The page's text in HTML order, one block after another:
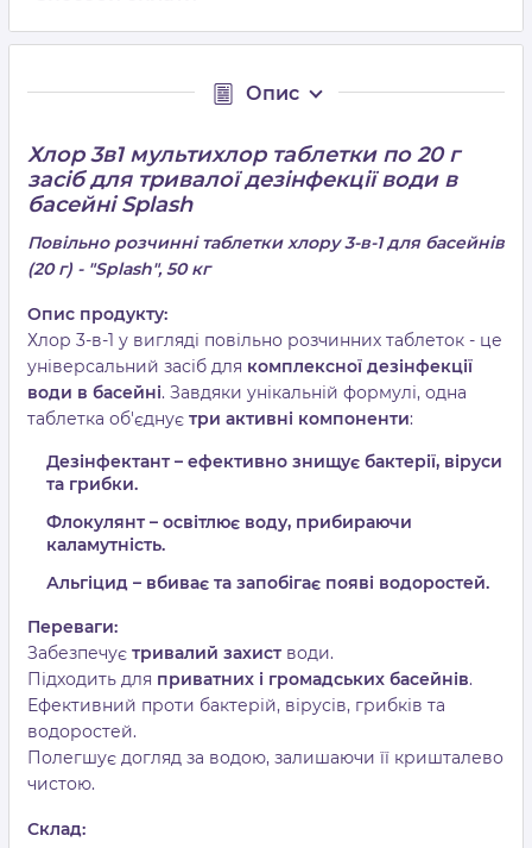
Опис
Хлор 3в1 мультихлор таблетки по 20 г
засіб для тривалої дезінфекції води в
басейні Splash
Повільно розчинні таблетки хлору 3-в-1 для басейнів
(20 г) - "Splash", 50 кг
Опис продукту:
Хлор 3-в-1 у вигляді повільно розчинних таблеток - це
універсальний засіб для комплексної дезінфекції
води в басейні. Завдяки унікальній формулі, одна
таблетка об'єднує три активні компоненти:
Дезінфектант – ефективно знищує бактерії, віруси
та грибки.
Флокулянт – освітлює воду, прибираючи
каламутність.
Альгіцид – вбиває та запобігає появі водоростей.
Переваги:
Забезпечує тривалий захист води.
Підходить для приватних і громадських басейнів.
Ефективний проти бактерій, вірусів, грибків та
водоростей.
Полегшує догляд за водою, залишаючи її кришталево
чистою.
Склад: